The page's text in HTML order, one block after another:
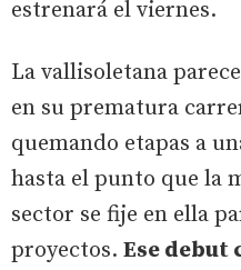
estrenará el viernes.
La vallisoletana
en su prematura
quemando etapas a
hasta el punto que la
sector se fije en ella
proyectos. Ese debut